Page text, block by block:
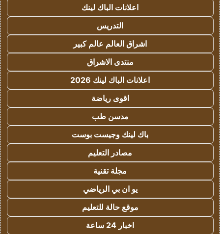
اعلانات الباك لينك
التدريس
اشراق العالم عالم كبير
منتدى الاشراق
اعلانات الباك لينك 2026
اقوى رياضة
مدسن طب
باك لينك وجيست بوست
مصادر التعليم
مجلة تقنية
يو ان بي الرياضي
موقع حالة للتعليم
اخبار 24 ساعة